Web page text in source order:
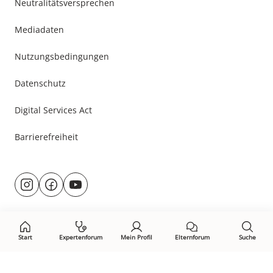
Start Expertenforum Mein Profil Elternforum Suche
Neutralitätsversprechen
Mediadaten
Nutzungsbedingungen
Datenschutz
Digital Services Act
Barrierefreiheit
Besuche
uns@rund.ums.baby
facebook.com/rundumsbaby.de
youtube.com/@rundumsbaby_